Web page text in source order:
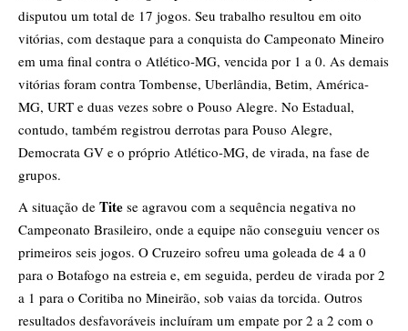
disputou um total de 17 jogos. Seu trabalho resultou em oito
vitórias, com destaque para a conquista do Campeonato Mineiro
em uma final contra o Atlético-MG, vencida por 1 a 0. As demais
vitórias foram contra Tombense, Uberlândia, Betim, América-
MG, URT e duas vezes sobre o Pouso Alegre. No Estadual,
contudo, também registrou derrotas para Pouso Alegre,
Democrata GV e o próprio Atlético-MG, de virada, na fase de
grupos.
A situação de Tite se agravou com a sequência negativa no
Campeonato Brasileiro, onde a equipe não conseguiu vencer os
primeiros seis jogos. O Cruzeiro sofreu uma goleada de 4 a 0
para o Botafogo na estreia e, em seguida, perdeu de virada por 2
a 1 para o Coritiba no Mineirão, sob vaias da torcida. Outros
resultados desfavoráveis incluíram um empate por 2 a 2 com o